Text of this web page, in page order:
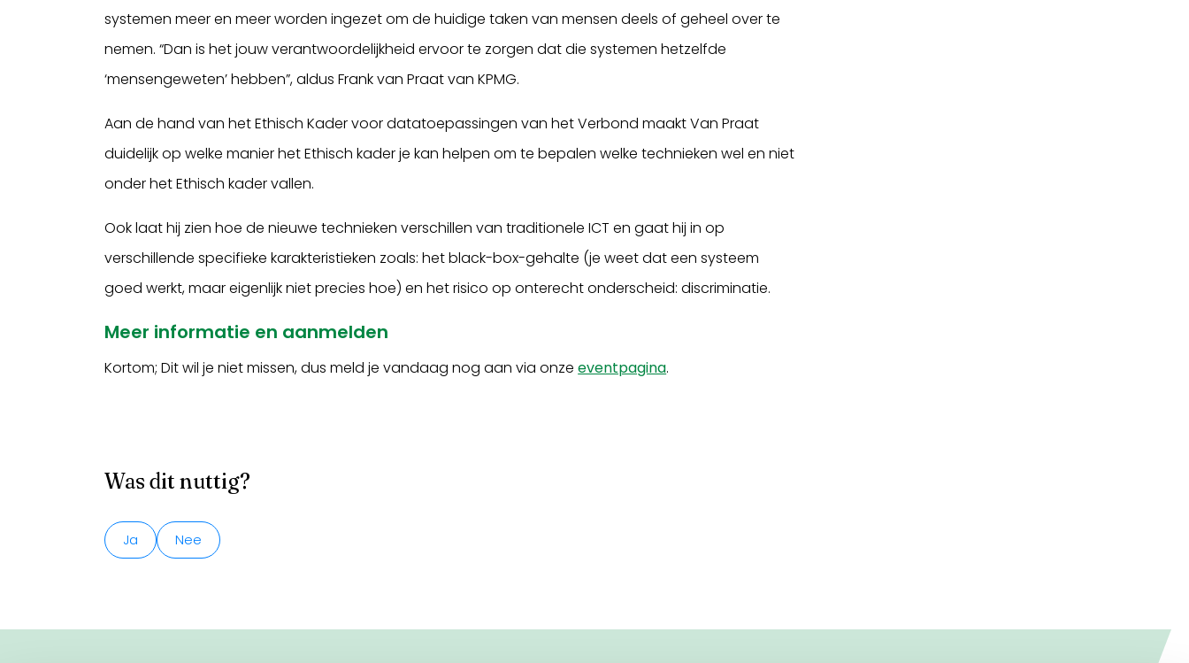
systemen meer en meer worden ingezet om de huidige taken van mensen deels of geheel over te
nemen. “Dan is het jouw verantwoordelijkheid ervoor te zorgen dat die systemen hetzelfde
‘mensengeweten’ hebben”, aldus Frank van Praat van KPMG.
Aan de hand van het Ethisch Kader voor datatoepassingen van het Verbond maakt Van Praat
duidelijk op welke manier het Ethisch kader je kan helpen om te bepalen welke technieken wel en niet
onder het Ethisch kader vallen.
Ook laat hij zien hoe de nieuwe technieken verschillen van traditionele ICT en gaat hij in op
verschillende specifieke karakteristieken zoals: het black-box-gehalte (je weet dat een systeem
goed werkt, maar eigenlijk niet precies hoe) en het risico op onterecht onderscheid: discriminatie.
Meer informatie en aanmelden
Kortom; Dit wil je niet missen, dus meld je vandaag nog aan via onzeeventpagina.
Was dit nuttig?
Ja Nee